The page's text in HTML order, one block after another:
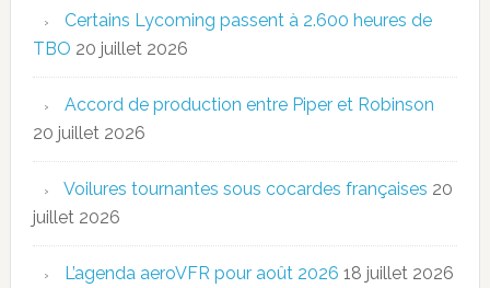
Certains Lycoming passent à 2.600 heures de
TBO 20 juillet 2026
Accord de production entre Piper et Robinson
20 juillet 2026
Voilures tournantes sous cocardes françaises 20
juillet 2026
L’agenda aeroVFR pour août 2026 18 juillet 2026